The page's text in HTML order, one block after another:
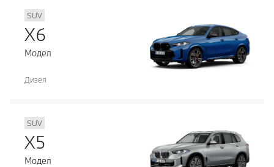
SUV
X6
Модел
Дизел
SUV
X5
Модел